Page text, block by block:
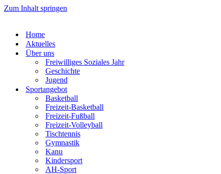
Zum Inhalt springen
Home
Aktuelles
Über uns
Freiwilliges Soziales Jahr
Geschichte
Jugend
Sportangebot
Basketball
Freizeit-Basketball
Freizeit-Fußball
Freizeit-Volleyball
Tischtennis
Gymnastik
Kanu
Kindersport
AH-Sport